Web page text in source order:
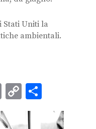
Stati Uniti la
ambientali.
Email
Copy
Link